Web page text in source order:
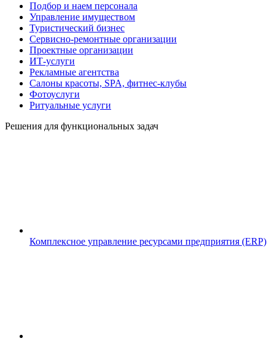
Подбор и наем персонала
Управление имуществом
Туристический бизнес
Сервисно-ремонтные организации
Проектные организации
ИТ-услуги
Рекламные агентства
Салоны красоты, SPA, фитнес-клубы
Фотоуслуги
Ритуальные услуги
Решения для функциональных задач
Комплексное управление ресурсами предприятия (ERP)